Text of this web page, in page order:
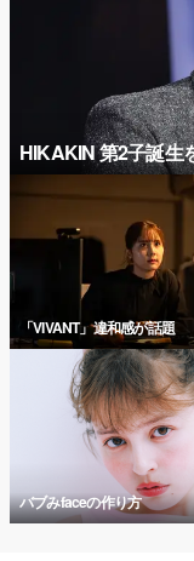
HIKAKIN 第2子誕生
「VIVANT」違和感が話題
バブみfaceの作り方